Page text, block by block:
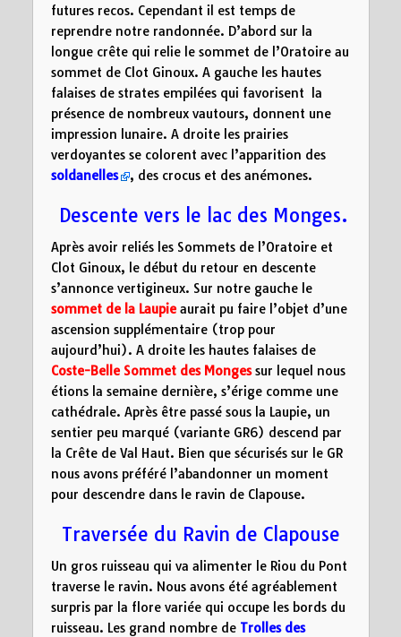
futures recos. Cependant il est temps de
reprendre notre randonnée. D’abord sur la
longue crête qui relie le sommet de l’Oratoire au
sommet de Clot Ginoux. A gauche les hautes
falaises de strates empilées qui favorisent la
présence de nombreux vautours, donnent une
impression lunaire. A droite les prairies
verdoyantes se colorent avec l’apparition des
soldanelles
, des crocus et des anémones.
Descente vers le lac des Monges.
Après avoir reliés les Sommets de l’Oratoire et
Clot Ginoux, le début du retour en descente
s’annonce vertigineux. Sur notre gauche le
sommet de la Laupie aurait pu faire l’objet d’une
ascension supplémentaire (trop pour
aujourd’hui). A droite les hautes falaises de
Coste-Belle Sommet des Monges sur lequel nous
étions la semaine dernière, s’érige comme une
cathédrale. Après être passé sous la Laupie, un
sentier peu marqué (variante GR6) descend par
la Crête de Val Haut. Bien que sécurisés sur le GR
nous avons préféré l’abandonner un moment
pour descendre dans le ravin de Clapouse.
Traversée du Ravin de Clapouse
Un gros ruisseau qui va alimenter le Riou du Pont
traverse le ravin. Nous avons été agréablement
surpris par la flore variée qui occupe les bords du
ruisseau. Les grand nombre de Trolles des